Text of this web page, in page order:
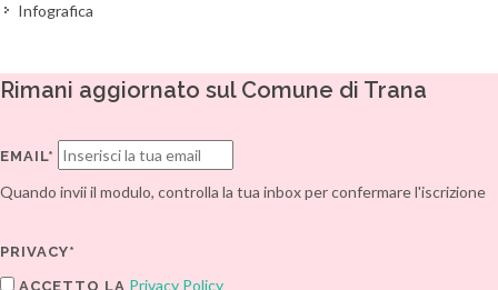
Infografica
Rimani aggiornato sul Comune di Trana
EMAIL*
Quando invii il modulo, controlla la tua inbox per confermare l'iscrizione
PRIVACY*
ACCETTO LA Privacy Policy